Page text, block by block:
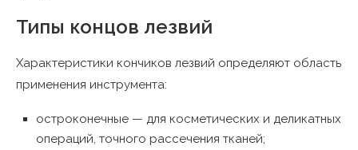
Типы концов лезвий
Характеристики кончиков лезвий определяют область
применения инструмента:
остроконечные — для косметических и деликатных
операций, точного рассечения тканей;